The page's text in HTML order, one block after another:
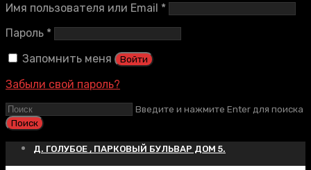
Имя пользователя или Email *Обязательно
Пароль *Обязательно
Запомнить меня
Войти
Забыли свой пароль?
Введите и нажмите Enter для поиска
Д. ГОЛУБОЕ , ПАРКОВЫЙ БУЛЬВАР ДОМ 5.